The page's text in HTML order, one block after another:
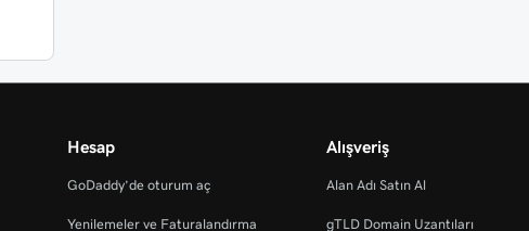
Hesap
GoDaddy’de oturum aç
Yenilemeler ve Faturalandırma
Alışveriş
Alan Adı Satın Al
gTLD Domain Uzantıları